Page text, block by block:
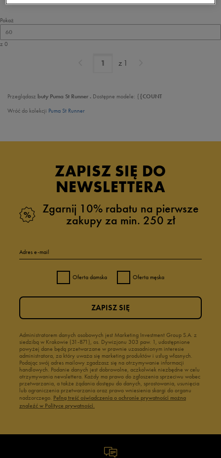
Pokaż
60
z 0
z 1
Przeglądasz buty Puma St Runner . Dostępne modele: {{COUNT
Wróć do kolekcji Puma St Runner
ZAPISZ SIĘ DO
NEWSLETTERA
Zgarnij 10% rabatu na pierwsze
zakupy za min. 250 zł
Adres e-mail
Oferta damska Oferta męska
Administratorem danych osobowych jest Marketing Investment Group S.A. z
siedzibą w Krakowie (31-871), os. Dywizjonu 303 paw. 1, udostępnione
powyżej dane będą przetwarzane w prawnie uzasadnionym interesie
administratora, za który uważa się marketing produktów i usług własnych.
Podając swój adres mailowy zgadzasz się na otrzymywanie informacji
handlowych. Podanie danych jest dobrowolne, aczkolwiek niezbędne w celu
otrzymywania newslettera. Każdy ma prawo do zgłoszenia sprzeciwu wobec
przetwarzania, a także żądania dostępu do danych, sprostowania, usunięcia
lub ograniczenia przetwarzania oraz prawo wniesienia skargi do organu
nadzorczego. Pełną treść oświadczenia o ochronie prywatności można
znaleźć w Polityce prywatności.
ZAPISZ SIĘ